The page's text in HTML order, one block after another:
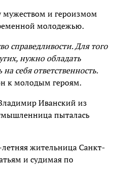
мужеством и героизмом
молодежью.
справедливости. Для того
нужно обладать
себя ответственность.
к молодым героям.
Иванский из
пыталась
жительница Санкт-
и судимая по